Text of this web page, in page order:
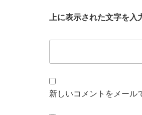
上に表示された文字を入
新しいコメントをメール